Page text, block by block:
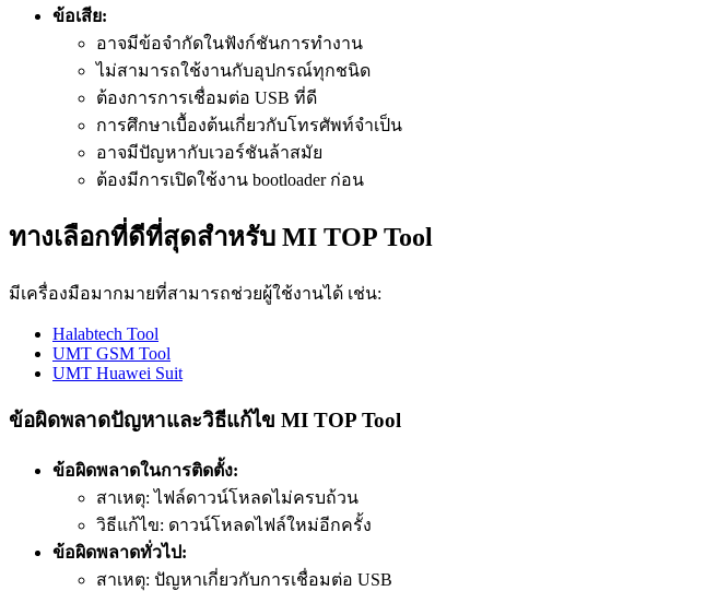
ข้อเสีย:
อาจมีข้อจำกัดในฟังก์ชันการทำงาน
ไม่สามารถใช้งานกับอุปกรณ์ทุกชนิด
ต้องการการเชื่อมต่อ USB ที่ดี
การศึกษาเบื้องต้นเกี่ยวกับโทรศัพท์จำเป็น
อาจมีปัญหากับเวอร์ชันล้าสมัย
ต้องมีการเปิดใช้งาน bootloader ก่อน
ทางเลือกที่ดีที่สุดสำหรับ MI TOP Tool
มีเครื่องมือมากมายที่สามารถช่วยผู้ใช้งานได้ เช่น:
Halabtech Tool
UMT GSM Tool
UMT Huawei Suit
ข้อผิดพลาดปัญหาและวิธีแก้ไข MI TOP Tool
ข้อผิดพลาดในการติดตั้ง:
สาเหตุ: ไฟล์ดาวน์โหลดไม่ครบถ้วน
วิธีแก้ไข: ดาวน์โหลดไฟล์ใหม่อีกครั้ง
ข้อผิดพลาดทั่วไป:
สาเหตุ: ปัญหาเกี่ยวกับการเชื่อมต่อ USB